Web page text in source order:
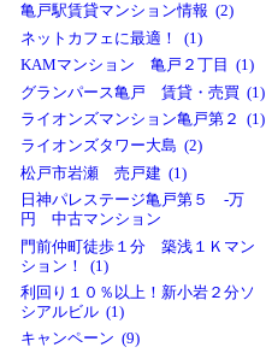
亀戸駅賃貸マンション情報 (2)
ネットカフェに最適！ (1)
KAMマンション 亀戸２丁目 (1)
グランパース亀戸 賃貸・売買 (1)
ライオンズマンション亀戸第２ (1)
ライオンズタワー大島 (2)
松戸市岩瀬 売戸建 (1)
日神パレステージ亀戸第５ -万
円 中古マンション
門前仲町徒歩１分 築浅１Ｋマン
ション！ (1)
利回り１０％以上！新小岩２分ソ
シアルビル (1)
キャンペーン (9)